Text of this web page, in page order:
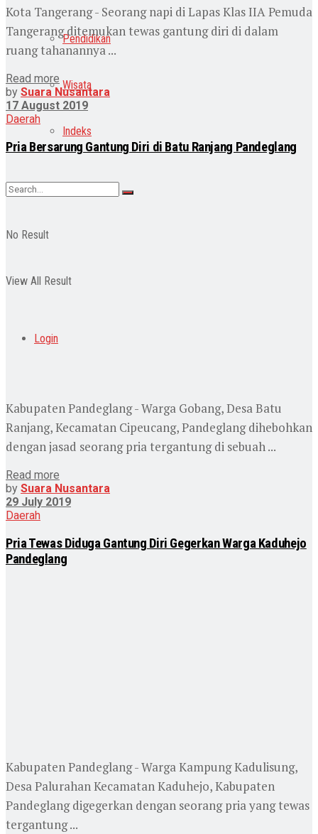
Pendidikan
Wisata
Indeks
No Result
View All Result
Login
Kota Tangerang - Seorang napi di Lapas Klas IIA Pemuda
Tangerang ditemukan tewas gantung diri di dalam
ruang tahanannya ...
Read more
by Suara Nusantara
17 August 2019
Daerah
Pria Bersarung Gantung Diri di Batu Ranjang Pandeglang
Kabupaten Pandeglang - Warga Gobang, Desa Batu
Ranjang, Kecamatan Cipeucang, Pandeglang dihebohkan
dengan jasad seorang pria tergantung di sebuah ...
Read more
by Suara Nusantara
29 July 2019
Daerah
Pria Tewas Diduga Gantung Diri Gegerkan Warga Kaduhejo
Pandeglang
Kabupaten Pandeglang - Warga Kampung Kadulisung,
Desa Palurahan Kecamatan Kaduhejo, Kabupaten
Pandeglang digegerkan dengan seorang pria yang tewas
tergantung ...